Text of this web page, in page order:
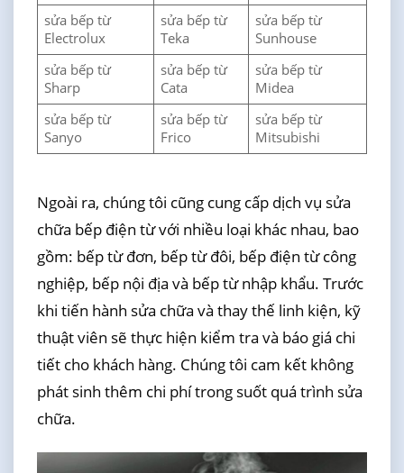
sửa bếp từ
Electrolux
sửa bếp từ
Teka
sửa bếp từ
Sunhouse
sửa bếp từ
Sharp
sửa bếp từ
Cata
sửa bếp từ
Midea
sửa bếp từ
Sanyo
sửa bếp từ
Frico
sửa bếp từ
Mitsubishi
Ngoài ra, chúng tôi cũng cung cấp dịch vụ sửa
chữa bếp điện từ với nhiều loại khác nhau, bao
gồm: bếp từ đơn, bếp từ đôi, bếp điện từ công
nghiệp, bếp nội địa và bếp từ nhập khẩu. Trước
khi tiến hành sửa chữa và thay thế linh kiện, kỹ
thuật viên sẽ thực hiện kiểm tra và báo giá chi
tiết cho khách hàng. Chúng tôi cam kết không
phát sinh thêm chi phí trong suốt quá trình sửa
chữa.